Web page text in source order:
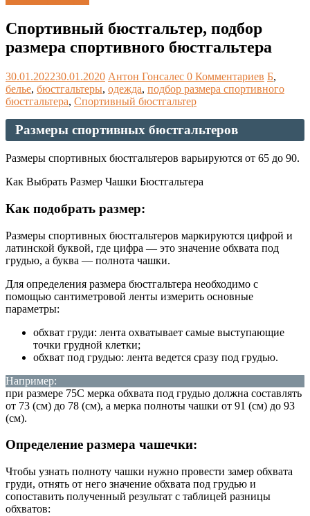
Спортивный бюстгальтер, подбор
размера спортивного бюстгальтера
30.01.202230.01.2020 Антон Гонсалес 0 Комментариев Б,
белье, бюстгальтеры, одежда, подбор размера спортивного
бюстгальтера, Спортивный бюстгальтер
Размеры спортивных бюстгальтеров
Размеры спортивных бюстгальтеров варьируются от 65 до 90.
Как Выбрать Размер Чашки Бюстгальтера
Как подобрать размер:
Размеры спортивных бюстгальтеров маркируются цифрой и
латинской буквой, где цифра — это значение обхвата под
грудью, а буква — полнота чашки.
Для определения размера бюстгальтера необходимо с
помощью сантиметровой ленты измерить основные
параметры:
обхват груди: лента охватывает самые выступающие
точки грудной клетки;
обхват под грудью: лента ведется сразу под грудью.
Например:
при размере 75С мерка обхвата под грудью должна составлять
от 73 (см) до 78 (см), а мерка полноты чашки от 91 (см) до 93
(см).
Определение размера чашечки:
Чтобы узнать полноту чашки нужно провести замер обхвата
груди, отнять от него значение обхвата под грудью и
сопоставить полученный результат с таблицей разницы
обхватов: